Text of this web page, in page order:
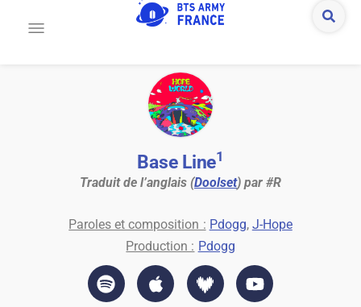
Base Line1
Traduit de l’anglais (Doolset) par #R
Paroles et composition : Pdogg, J-Hope
Production : Pdogg